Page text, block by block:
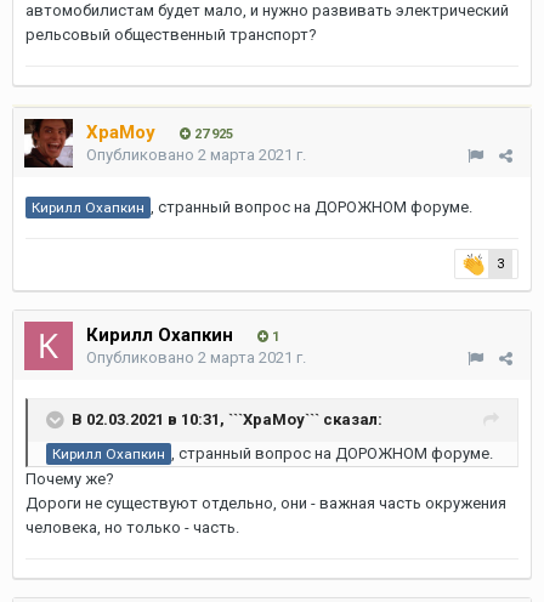
автомобилистам будет мало, и нужно развивать электрический
рельсовый общественный транспорт?
XpaMoy 27 925
Опубликовано 2 марта 2021 г.
Кирилл Охапкин , странный вопрос на ДОРОЖНОМ форуме.
3
Кирилл Охапкин 1
Опубликовано 2 марта 2021 г.
В 02.03.2021 в 10:31, ```XpaMoy``` сказал:
Кирилл Охапкин , странный вопрос на ДОРОЖНОМ форуме.
Почему же?
Дороги не существуют отдельно, они - важная часть окружения
человека, но только - часть.